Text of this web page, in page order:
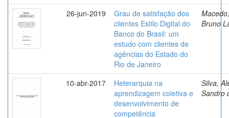
26-jun-2019
Grau de satisfação dos
clientes Estilo Digital do
Banco do Brasil: um
estudo com clientes de
agências do Estado do
Rio de Janeiro
Macedo,
Bruno
10-abr-2017
Heterarquia na
aprendizagem coletiva e
desenvolvimento de
competência
Silva,
Sandro